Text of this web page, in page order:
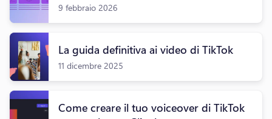
9 febbraio 2026
La guida definitiva ai video di TikTok
11 dicembre 2025
Come creare il tuo voiceover di TikTok